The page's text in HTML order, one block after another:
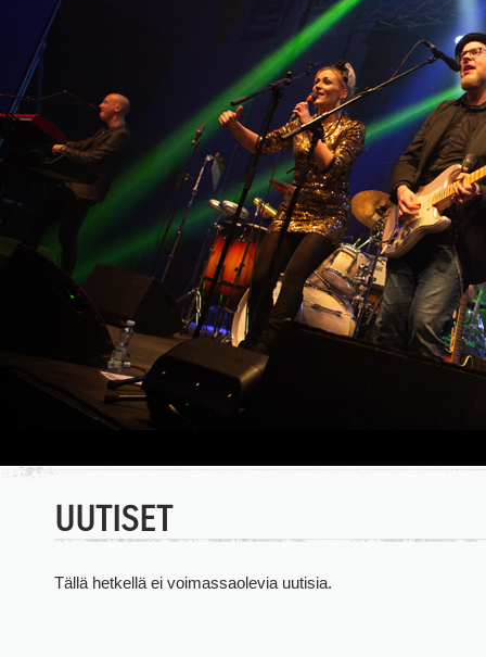
UUTISET
Tällä hetkellä ei voimassaolevia uutisia.